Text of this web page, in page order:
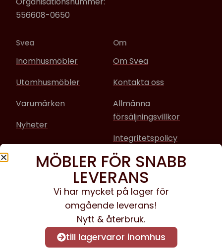
556608-0650
Svea
Inomhusmöbler
Utomhusmöbler
Varumärken
Nyheter
Om
Om Svea
Kontakta oss
Allmänna
försäljningsvillkor
Integritetspolicy
Sociala media
Facebook
Instagram
MÖBLER FÖR SNABB
LEVERANS
Vi har mycket på lager för
omgående leverans!
Nytt & återbruk.
till lagervaror inomhus